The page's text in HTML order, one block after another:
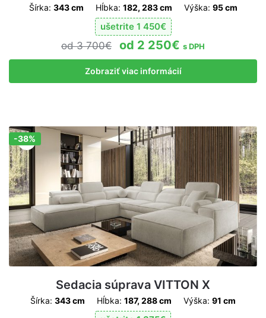
Šírka: 343 cm Hĺbka: 182, 283 cm Výška: 95 cm
ušetrite 1 450€
3 700€ 2 250€ s DPH
Zobraziť viac informácií
Zľava!
-38%
Sedacia súprava VITTON X
Šírka: 343 cm Hĺbka: 187, 288 cm Výška: 91 cm